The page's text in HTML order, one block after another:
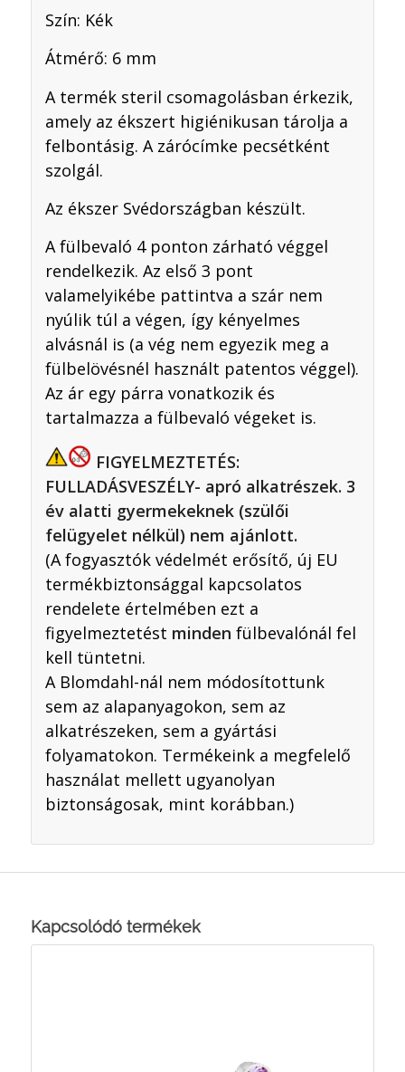
Szín: Kék
Átmérő: 6 mm
A termék steril csomagolásban érkezik,
amely az ékszert higiénikusan tárolja a
felbontásig. A zárócímke pecsétként
szolgál.
Az ékszer Svédországban készült.
A fülbevaló 4 ponton zárható véggel
rendelkezik. Az első 3 pont
valamelyikébe pattintva a szár nem
nyúlik túl a végen, így kényelmes
alvásnál is (a vég nem egyezik meg a
fülbelövésnél használt patentos véggel).
Az ár egy párra vonatkozik és
tartalmazza a fülbevaló végeket is.
FIGYELMEZTETÉS:
FULLADÁSVESZÉLY- apró alkatrészek. 3
év alatti gyermekeknek (szülői
felügyelet nélkül) nem ajánlott.
(A fogyasztók védelmét erősítő, új EU
termékbiztonsággal kapcsolatos
rendelete értelmében ezt a
figyelmeztetést minden fülbevalónál fel
kell tüntetni.
A Blomdahl-nál nem módosítottunk
sem az alapanyagokon, sem az
alkatrészeken, sem a gyártási
folyamatokon. Termékeink a megfelelő
használat mellett ugyanolyan
biztonságosak, mint korábban.)
Kapcsolódó termékek